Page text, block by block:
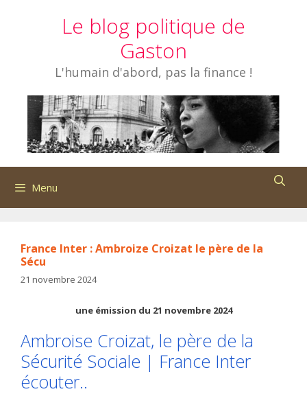
Le blog politique de
Gaston
L'humain d'abord, pas la finance !
Menu
France Inter : Ambroize Croizat le père de la
Sécu
21 novembre 2024
une émission du 21 novembre 2024
Ambroise Croizat, le père de la
Sécurité Sociale | France Inter
écouter..